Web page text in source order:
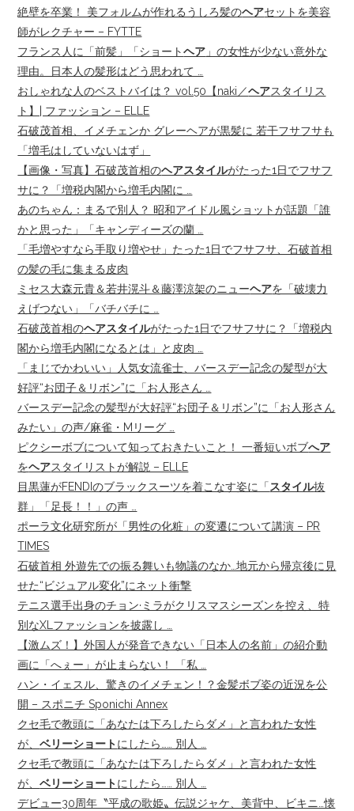
絶壁を卒業！ 美フォルムが作れるうしろ髪のヘアセットを美容
師がレクチャー – FYTTE
フランス人に「前髪」「ショートヘア 」の女性が少ない意外な
理由。日本人の髪形はどう思われて …
おしゃれな人のベストバイは？ vol.50【naki／ヘアスタイリス
ト】| ファッション – ELLE
石破茂首相、イメチェンか グレーヘアが黒髪に 若干フサフサも
「増毛はしていないはず」
【画像・写真】石破茂首相のヘアスタイルがたった1日でフサフ
サに？「増税内閣から増毛内閣に …
あのちゃん：まるで別人？ 昭和アイドル風ショットが話題「誰
かと思った」「キャンディーズの蘭 …
「毛増やすなら手取り増やせ」たった1日でフサフサ、石破首相
の髪の毛に集まる皮肉
ミセス大森元貴＆若井滉斗＆藤澤涼架のニューヘアを「破壊力
えげつない」「バチバチに …
石破茂首相のヘアスタイルがたった1日でフサフサに？「増税内
閣から増毛内閣になるとは」と皮肉 …
「まじでかわいい」人気女流雀士、バースデー記念の髪型が大
好評“お団子＆リボン”に「お人形さん …
バースデー記念の髪型が大好評“お団子＆リボン”に「お人形さん
みたい」の声/麻雀・Mリーグ …
ピクシーボブについて知っておきたいこと！ 一番短いボブへア
をヘアスタイリストが解説 – ELLE
目黒蓮がFENDIのブラックスーツを着こなす姿に「 スタイル抜
群」「足長！！」の声 …
ポーラ文化研究所が「男性の化粧」の変遷について講演 – PR
TIMES
石破首相 外遊先での振る舞いも物議のなか…地元から帰京後に見
せた“ビジュアル変化”にネット衝撃
テニス選手出身のチョン·ミラがクリスマスシーズンを控え、特
別なXLファッションを披露し …
【激ムズ！】外国人が発音できない「日本人の名前」の紹介動
画に「へぇー」が止まらない！ 「私 …
ハン・イェスル、驚きのイメチェン！？金髪ボブ姿の近況を公
開 – スポニチ Sponichi Annex
クセ毛で教頭に「あなたは下ろしたらダメ」と言われた女性
が、ベリーショートにしたら…… 別人 …
クセ毛で教頭に「あなたは下ろしたらダメ」と言われた女性
が、ベリーショートにしたら…… 別人 …
デビュー30周年〝平成の歌姫〟伝説ジャケ、美背中、ビキニ…懐